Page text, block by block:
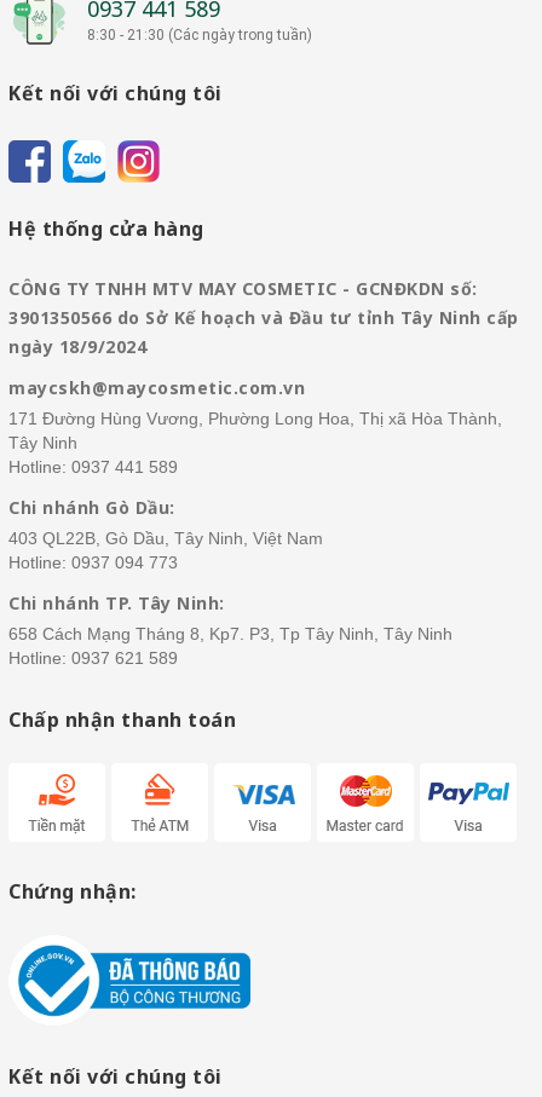
0937 441 589
8:30 - 21:30 (Các ngày trong tuần)
Kết nối với chúng tôi
Hệ thống cửa hàng
CÔNG TY TNHH MTV MAY COSMETIC - GCNĐKDN số:
3901350566 do Sở Kế hoạch và Đầu tư tỉnh Tây Ninh cấp
ngày 18/9/2024
maycskh@maycosmetic.com.vn
171 Đường Hùng Vương, Phường Long Hoa, Thị xã Hòa Thành,
Tây Ninh
Hotline: 0937 441 589
Chi nhánh Gò Dầu:
403 QL22B, Gò Dầu, Tây Ninh, Việt Nam
Hotline: 0937 094 773
Chi nhánh TP. Tây Ninh:
658 Cách Mạng Tháng 8, Kp7. P3, Tp Tây Ninh, Tây Ninh
Hotline: 0937 621 589
Chấp nhận thanh toán
Chứng nhận:
Kết nối với chúng tôi